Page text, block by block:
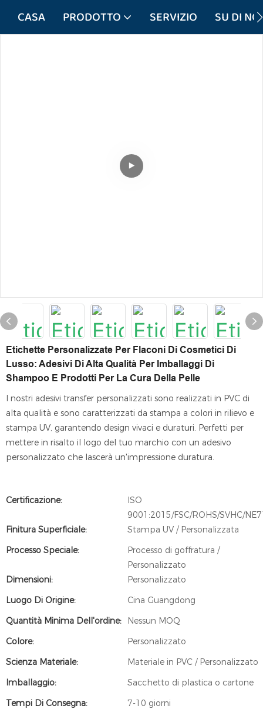
CASA PRODOTTO SERVIZIO SU DI NOI
Etichette Personalizzate Per Flaconi Di Cosmetici Di
Lusso: Adesivi Di Alta Qualità Per Imballaggi Di
Shampoo E Prodotti Per La Cura Della Pelle
I nostri adesivi transfer personalizzati sono realizzati in PVC di
alta qualità e sono caratterizzati da stampa a colori in rilievo e
stampa UV, garantendo design vivaci e duraturi. Perfetti per
mettere in risalto il logo del tuo marchio con un adesivo
personalizzato che lascerà un'impressione duratura.
Certificazione:
ISO
9001:2015/FSC/ROHS/SVHC/
Finitura Superficiale:
Stampa UV / Personalizzata
Processo Speciale:
Processo di goffratura /
Personalizzato
Dimensioni:
Personalizzato
Luogo Di Origine:
Cina Guangdong
Quantità Minima Dell'ordine:
Nessun MOQ
Colore:
Personalizzato
Scienza Materiale:
Materiale in PVC / Personalizzato
Imballaggio:
Sacchetto di plastica o cartone
Tempi Di Consegna:
7-10 giorni